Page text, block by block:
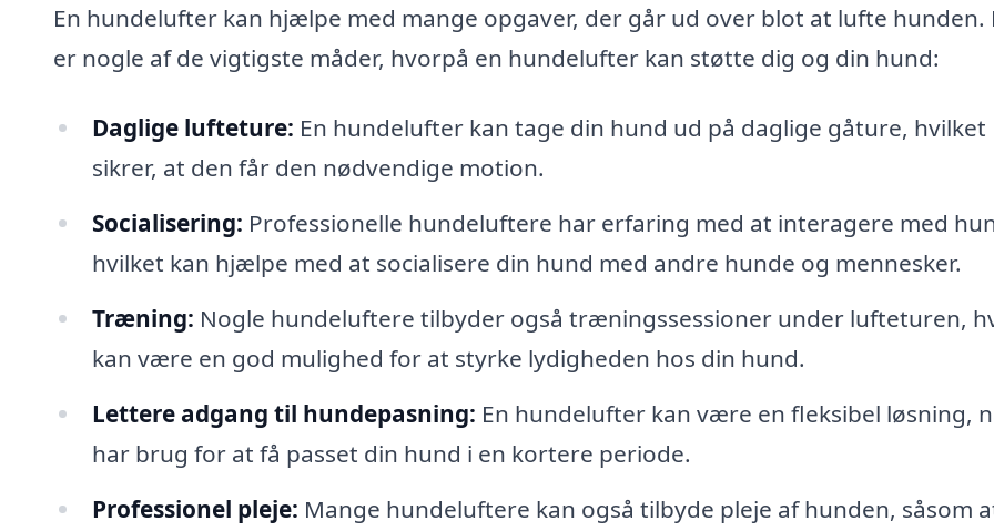
En hundelufter kan hjælpe med mange opgaver, der går ud over blot at lufte hunden.
er nogle af de vigtigste måder, hvorpå en hundelufter kan støtte dig og din hund:
Daglige lufteture: En hundelufter kan tage din hund ud på daglige gåture, hvilket
sikrer, at den får den nødvendige motion.
Socialisering: Professionelle hundeluftere har erfaring med at interagere med
hvilket kan hjælpe med at socialisere din hund med andre hunde og mennesker.
Træning: Nogle hundeluftere tilbyder også træningssessioner under lufteturen,
kan være en god mulighed for at styrke lydigheden hos din hund.
Lettere adgang til hundepasning: En hundelufter kan være en fleksibel løsning,
har brug for at få passet din hund i en kortere periode.
Professionel pleje: Mange hundeluftere kan også tilbyde pleje af hunden, såsom